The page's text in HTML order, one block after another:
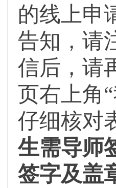
的线上申
告知，请
信后，请
页右上角
仔细核对
生需导师
签字及盖